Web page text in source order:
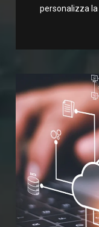
personalizza la